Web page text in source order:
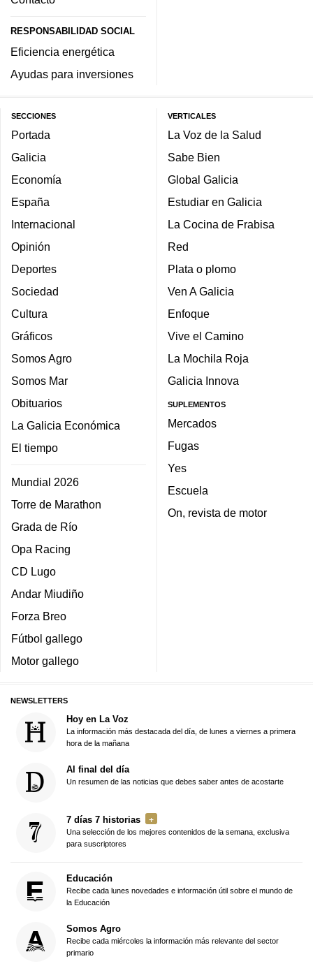
RESPONSABILIDAD SOCIAL
Eficiencia energética
Ayudas para inversiones
SECCIONES
Portada
Galicia
Economía
España
Internacional
Opinión
Deportes
Sociedad
Cultura
Gráficos
Somos Agro
Somos Mar
Obituarios
La Galicia Económica
El tiempo
Mundial 2026
Torre de Marathon
Grada de Río
Opa Racing
CD Lugo
Andar Miudiño
Forza Breo
Fútbol gallego
Motor gallego
VERTICALES
La Voz de la Salud
Sabe Bien
Global Galicia
Estudiar en Galicia
La Cocina de Frabisa
Red
Plata o plomo
Ven A Galicia
Enfoque
Vive el Camino
La Mochila Roja
Galicia Innova
SUPLEMENTOS
Mercados
Fugas
Yes
Escuela
On, revista de motor
NEWSLETTERS
Hoy en La Voz
La información más destacada del día, de lunes a viernes a primera
hora de la mañana
Al final del día
Un resumen de las noticias que debes saber antes de acostarte
7 días 7 historias
Una selección de los mejores contenidos de la semana, exclusiva
para suscriptores
Educación
Recibe cada lunes novedades e información útil sobre el mundo de
la Educación
Somos Agro
Recibe cada miércoles la información más relevante del sector
primario